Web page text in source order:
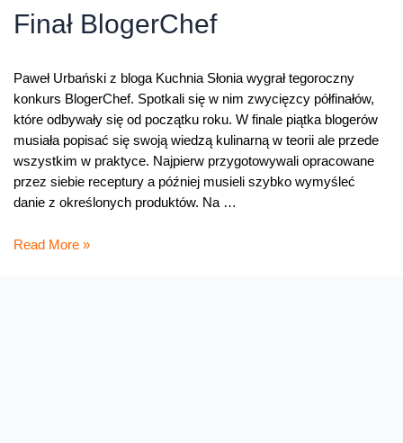
Finał BlogerChef
Paweł Urbański z bloga Kuchnia Słonia wygrał tegoroczny
konkurs BlogerChef. Spotkali się w nim zwycięzcy półfinałów,
które odbywały się od początku roku. W finale piątka blogerów
musiała popisać się swoją wiedzą kulinarną w teorii ale przede
wszystkim w praktyce. Najpierw przygotowywali opracowane
przez siebie receptury a później musieli szybko wymyśleć
danie z określonych produktów. Na …
Finał
Read More »